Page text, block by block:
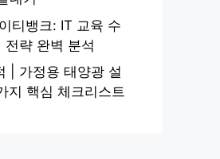
티뱅크: IT 교육 수
략 완벽 분석
| 가정용 태양광 설
지 핵심 체크리스트